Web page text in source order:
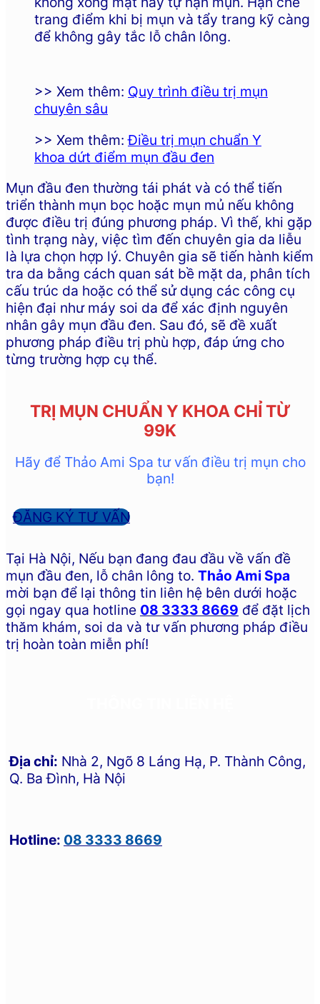
trang điểm khi bị mụn và tẩy trang kỹ càng
để không gây tắc lỗ chân lông.
>> Xem thêm: Quy trình điều trị mụn
chuyên sâu
>> Xem thêm:Điều trị mụn chuẩn Y
khoa dứt điểm mụn đầu đen
Mụn đầu đen thường tái phát và có thể tiến
triển thành mụn bọc hoặc mụn mủ nếu không
được điều trị đúng phương pháp. Vì thế, khi gặp
tình trạng này, việc tìm đến chuyên gia da liễu
là lựa chọn hợp lý. Chuyên gia sẽ tiến hành kiểm
tra da bằng cách quan sát bề mặt da, phân tích
cấu trúc da hoặc có thể sử dụng các công cụ
hiện đại như máy soi da để xác định nguyên
nhân gây mụn đầu đen. Sau đó, sẽ đề xuất
phương pháp điều trị phù hợp, đáp ứng cho
từng trường hợp cụ thể.
TRỊ MỤN CHUẨN Y KHOA CHỈ TỪ
99K
Hãy để Thảo Ami Spa tư vấn điều trị mụn cho
bạn!
ĐĂNG KÝ TƯ VẤN
Tại Hà Nội, Nếu bạn đang đau đầu về vấn đề
mụn đầu đen, lỗ chân lông to. Thảo Ami Spa
mời bạn để lại thông tin liên hệ bên dưới hoặc
gọi ngay qua hotline 08 3333 8669 để đặt lịch
thăm khám, soi da và tư vấn phương pháp điều
trị hoàn toàn miễn phí!
Địa chỉ: Nhà 2, Ngõ 8 Láng Hạ, P. Thành Công,
Q. Ba Đình, Hà Nội
Hotline: 08 3333 8669